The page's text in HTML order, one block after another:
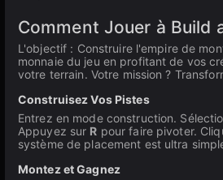
Comment Jouer à Build
L'objectif : Construire l'empire de
monnaie du jeu en profitant de vos
votre terrain. Votre mission ?
Construisez Vos Pistes
Entrez en mode construction.
Appuyez sur R pour faire pivoter.
système de placement est ultra
Montez et Gagnez